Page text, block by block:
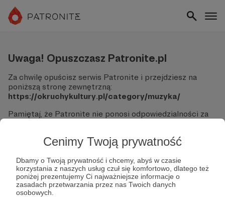
Cenimy Twoją prywatność
Dbamy o Twoją prywatność i chcemy, abyś w czasie
korzystania z naszych usług czuł się komfortowo, dlatego też
poniżej prezentujemy Ci najważniejsze informacje o
zasadach przetwarzania przez nas Twoich danych
osobowych.
Uwaga! Opuszczasz Patronite.pl
Za chwilę opuścisz serwis Patronite i przejdziesz na
poniższą stronę zewnętrzną:
https://okruchykultury.pl/category/muzyka/
Pamiętaj, że Patronite nie ponosi odpowiedzialności za
Nie podawaj swoich danych logowania ani informacji
finansowych na podjerzanych stronach.
Sprawdź dokładnie adres URL, zanim klikniesz przycisk
"Tak, przejdź do strony".
Jeśli masz wątpliwości, wróć do Patronite i zweryfikuj
link.